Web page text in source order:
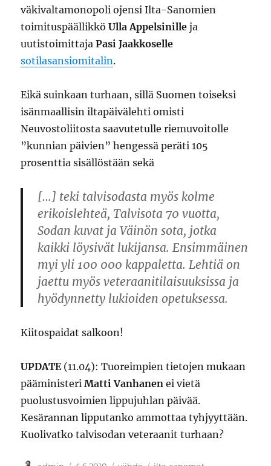
väkivaltamonopoli ojensi Ilta-Sanomien
toimituspäällikköUlla Appelsinille ja
uutistoimittajaPasi Jaakkoselle
sotilasansiomitalin.
Eikä suinkaan turhaan, sillä Suomen toiseksi
isänmaallisin iltapäivälehti omisti
Neuvostoliitosta saavutetulle riemuvoitolle
”kunnian päivien” hengessä peräti 105
prosenttia sisällöstään sekä
[…] teki talvisodasta myös kolme
erikoislehteä, Talvisota 70 vuotta,
Sodan kuvat ja Väinön sota, jotka
kaikki löysivät lukijansa. Ensimmäinen
myi yli 100 000 kappaletta. Lehtiä on
jaettu myös veteraanitilaisuuksissa ja
hyödynnetty lukioiden opetuksessa.
Kiitospaidat salkoon!
UPDATE(11.04): Tuoreimpien tietojen mukaan
pääministeriMatti Vanhanen ei vietä
puolustusvoimien lippujuhlan päivää.
Kesärannan lipputanko ammottaa tyhjyyttään.
Kuolivatko talvisodan veteraanit turhaan?